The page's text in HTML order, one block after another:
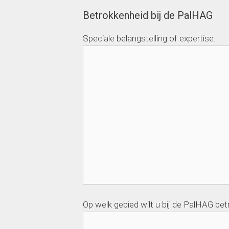
Betrokkenheid bij de PalHAG
Speciale belangstelling of expertise:
Op welk gebied wilt u bij de PalHAG